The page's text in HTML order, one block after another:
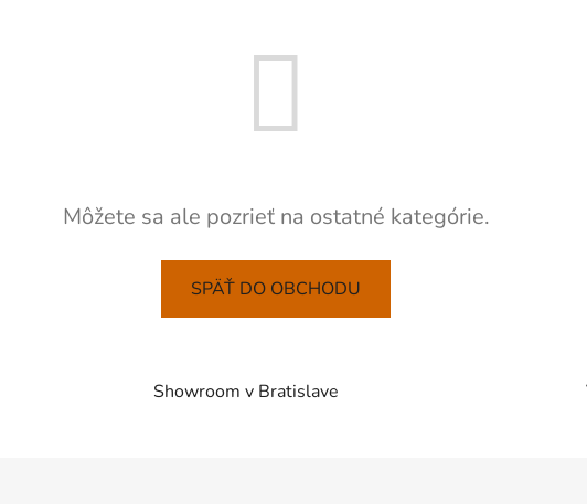
Môžete sa ale pozrieť na ostatné kategórie.
SPÄŤ DO OBCHODU
Showroom v Bratislave